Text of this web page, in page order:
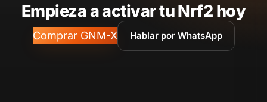
Empieza a activar tu Nrf2 hoy
Comprar GNM-X Hablar por WhatsApp